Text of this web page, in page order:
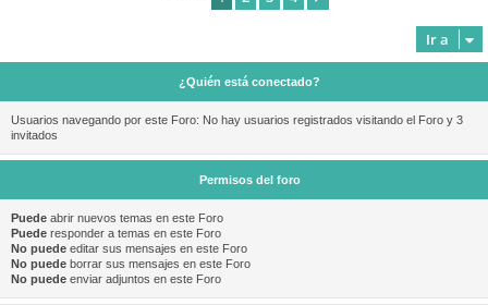
Ir a
¿Quién está conectado?
Usuarios navegando por este Foro: No hay usuarios registrados visitando el Foro y 3
invitados
Permisos del foro
Puede abrir nuevos temas en este Foro
Puede responder a temas en este Foro
No puede editar sus mensajes en este Foro
No puede borrar sus mensajes en este Foro
No puede enviar adjuntos en este Foro